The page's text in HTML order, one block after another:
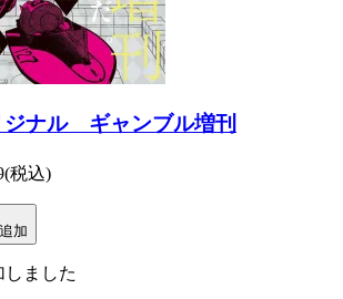
ジナル ギャンブル増刊
(税込)
加
しました